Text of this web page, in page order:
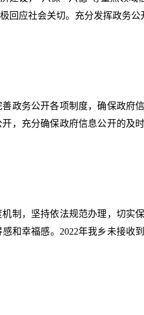
回应社会关切。充分发挥政务公
政务公开各项制度，确保政府
，充分确保政府信息公开的及
制，坚持依法规范办理，切实
和幸福感。 2022年我乡未接收